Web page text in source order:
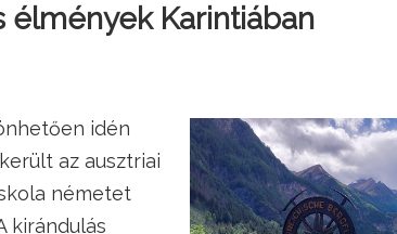
élmények Karintiában
idén
az ausztriai
németet
kirándulás